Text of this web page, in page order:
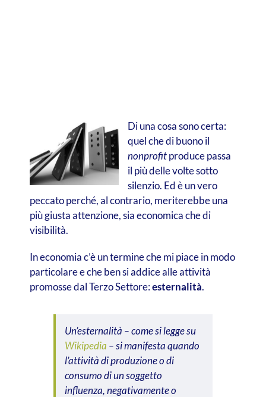
Di una cosa sono certa:
quel che di buono il
nonprofitproduce passa
il più delle volte sotto
silenzio. Ed è un vero
peccato perché, al contrario, meriterebbe una
più giusta attenzione, sia economica che di
visibilità.
In economia c’è un termine che mi piace in modo
particolare e che ben si addice alle attività
promosse dal Terzo Settore:esternalità.
Un’esternalità – come si legge su
Wikipedia – si manifesta quando
l’attività di produzione o di
consumo di un soggetto
influenza, negativamente o